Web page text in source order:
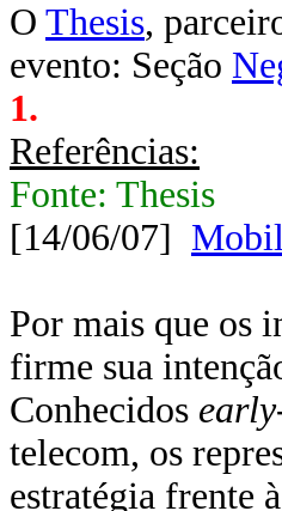
O Thesis,
evento: Seção
1.
Referências:
Fonte: Thesis
[14/06/07]
Por mais que os
firme sua
Conhecidos
telecom, os
estratégia frente